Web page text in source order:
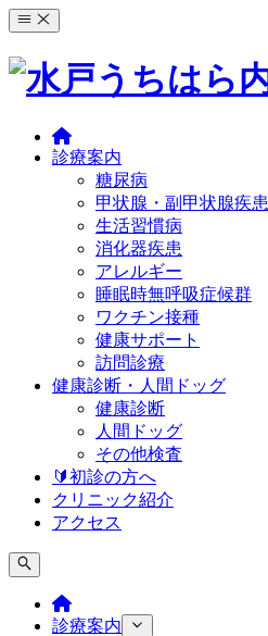
コ
テ
診療案内
糖尿病
甲状腺・副甲状腺疾患
生活習慣病
消化器疾患
アレルギー
睡眠時無呼吸症候群
ワクチン接種
健康サポート
訪問診療
健康診断・人間ドッグ
健康診断
人間ドッグ
その他検査
🔰初診の方へ
クリニック紹介
アクセス
診療案内